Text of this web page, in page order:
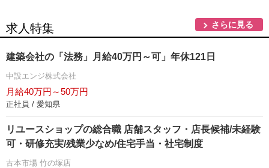
求人特集 さらに見る
建築会社の「法務」月給40万円～可」年休121日
中設エンジ株式会社
月給40万円～50万円
正社員 / 愛知県
リユースショップの総合職 店舗スタッフ・店長候補/未経験
可・研修充実/残業少なめ/住宅手当・社宅制度
古本市場 竹の塚店